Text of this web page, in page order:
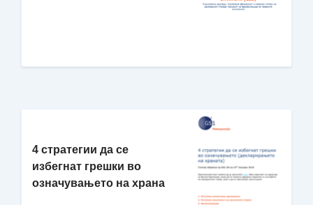
4 стратегии да се
избегнат грешки во
означувањето на храна